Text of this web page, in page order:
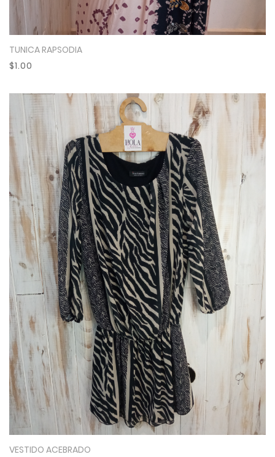
TUNICA RAPSODIA
$1.00
VESTIDO ACEBRADO